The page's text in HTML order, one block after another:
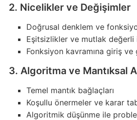
2. Nicelikler ve Değişimler
Doğrusal denklem ve
Eşitsizlikler ve mutlak değerli
Fonksiyon kavramına giriş
3. Algoritma ve Mantıksal
Temel mantık bağlaçları
Koşullu önermeler ve karar
Algoritmik düşünme ile